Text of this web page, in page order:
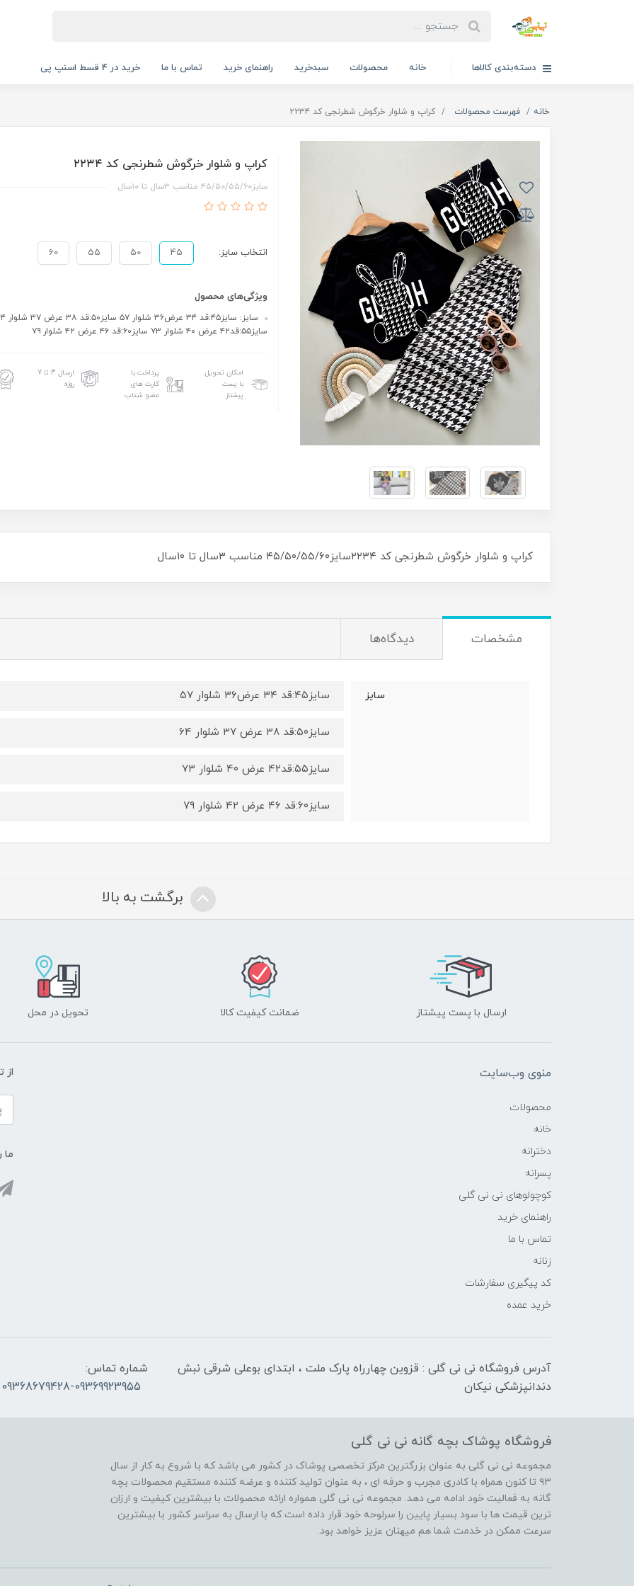
دسته‌بندی کالاها خانه محصولات سبدخرید راهنمای خرید تماس با ما خرید در 4 قسط اسنپ پی
خانه فهرست محصولات کراپ و شلوار خرگوش شطرنجی کد ۲۲۳۴
کراپ و شلوار خرگوش شطرنجی کد ۲۲۳۴
سایز۴۵/۵۰/۵۵/۶۰ مناسب ۳سال تا ۱۰سال
انتخاب سایز: 45
50
55
60
ویژگی‌های محصول
سایز: سایز۴۵:قد ۳۴ عرض۳۶
سایز۵۵:قد۴۲ عرض ۴۰ شلوار ۷۳ سایز۶۰:قد ۴۶ عرض ۴۲ شلوار ۷۹
امکان تحویل
با پست
پیشتاز
پرداخت با
کارت های
عضو شتاب
ارسال 3 تا 7
روزه
کراپ و شلوار خرگوش شطرنجی کد ۲۲۳۴سایز۴۵/۵۰/۵۵/۶۰ مناسب ۳سال تا ۱۰سال
مشخصات دیدگاه‌ها
سایز سایز۴۵:قد ۳۴ عرض۳۶ شلوار ۵۷
سایز۵۰:قد ۳۸ عرض ۳۷ شلوار ۶۴
سایز۵۵:قد۴۲ عرض ۴۰ شلوار ۷۳
سایز۶۰:قد ۴۶ عرض ۴۲ شلوار ۷۹
برگشت به بالا
ارسال با پست پیشتاز ضمانت کیفیت کالا تحویل در محل
منوی وب‌سایت
محصولات
خانه
دخترانه
پسرانه
کوچولوهای نی نی گلی
راهنمای خرید
تماس با ما
زنانه
کد پیگیری سفارشات
خرید عمده
از
ما
آدرس فروشگاه نی نی گلی : قزوین چهارراه پارک ملت ، ابتدای بوعلی شرقی نبش
دندانپزشکی نیکان
شماره تماس:
09368679428-09369923955
فروشگاه پوشاک بچه گانه نی نی گلی
مجموعه نی نی گلی به عنوان بزرگترین مرکز تخصصی پوشاک در کشور می باشد که با شروع به کار از سال
۹۳ تا کنون همراه با کادری مجرب و حرفه ای ، به عنوان تولید کننده و عرضه کننده مستقیم محصولات بچه
گانه به فعالیت خود ادامه می دهد. مجموعه نی نی گلی همواره ارائه محصولات با بیشترین کیفیت و ارزان
ترین قیمت ها با سود بسیار پایین را سرلوحه خود قرار داده است که با ارسال به سراسر کشور با بیشترین
سرعت ممکن در خدمت شما هم میهنان عزیز خواهد بود.